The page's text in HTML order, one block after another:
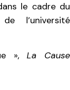
le cadre du
l’université
»,La Cause